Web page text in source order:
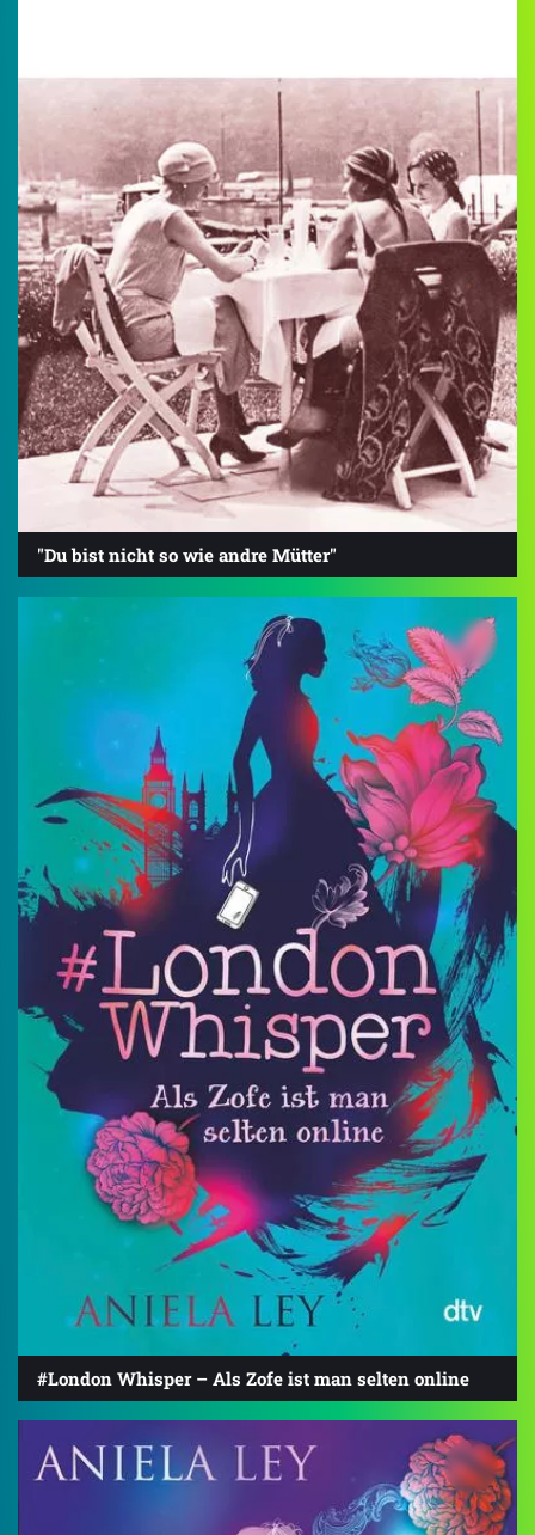
"Du bist nicht so wie andre Mütter"
#London Whisper – Als Zofe ist man selten online